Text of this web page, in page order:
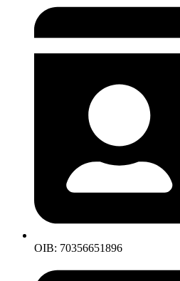
OIB: 70356651896